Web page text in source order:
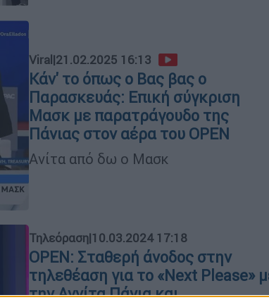
Viral|21.02.2025 16:13
Κάν' το όπως ο Βας βας ο
Παρασκευάς: Επική σύγκριση
Μασκ με παρατράγουδο της
Πάνιας στον αέρα του OPEN
Ανίτα από δω ο Μασκ
Τηλεόραση|10.03.2024 17:18
OPEN: Σταθερή άνοδος στην
τηλεθέαση για το «Next Please»
την Αννίτα Πάνια και